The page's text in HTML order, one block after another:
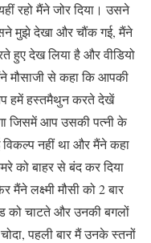
रहो मैंने जोर दिया। उसने
मुझे देखा और चौंक गई, मैंने
हुए देख लिया है और वीडियो
मौसाजी से कहा कि आपकी
हमें हस्तमैथुन करते देखें
जिसमें आप उसकी पत्नी के
नहीं था और मैंने कहा
को बाहर से बंद कर दिया
लक्ष्मी मौसी को 2 बार
को चाटते और उनकी बगलों
पहली बार मैं उनके स्तनों